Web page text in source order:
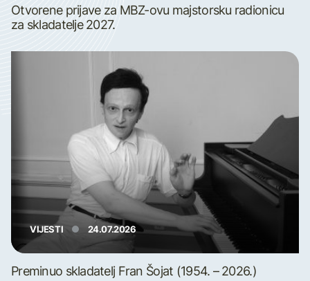
Otvorene prijave za MBZ-ovu majstorsku radionicu
za skladatelje 2027.
VIJESTI 24.07.2026
Preminuo skladatelj Fran Šojat (1954. – 2026.)